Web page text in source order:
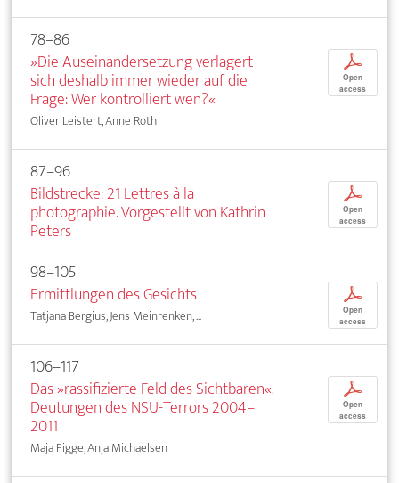
78–86
»Die Auseinandersetzung verlagert
sich deshalb immer wieder auf die
Frage: Wer kontrolliert wen?«
Oliver Leistert, Anne Roth
p
Open
access
87–96
Bildstrecke: 21 Lettres à la
photographie. Vorgestellt von Kathrin
Peters
p
Open
access
98–105
Ermittlungen des Gesichts
Tatjana Bergius, Jens Meinrenken, ...
p
Open
access
106–117
Das »rassifizierte Feld des Sichtbaren«.
Deutungen des NSU-Terrors 2004–
2011
Maja Figge, Anja Michaelsen
p
Open
access